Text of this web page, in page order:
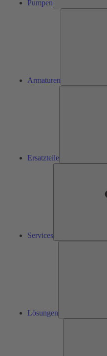
Pumpen
Armaturen
Ersatzteile
Services
Lösungen